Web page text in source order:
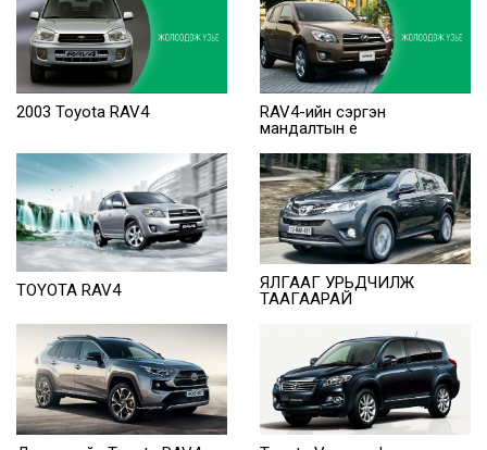
2003 Toyota RAV4
RAV4-ийн сэргэн
мандалтын үе
TOYOTA RAV4
ЯЛГААГ УРЬДЧИЛЖ
ТААГААРАЙ